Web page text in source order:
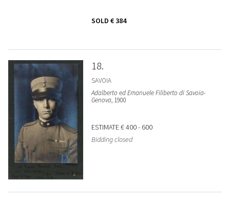
SOLD € 384
18
SAVOIA
Adalberto ed Emanuele Filiberto di Savoia-
Genova, 1900
ESTIMATE€ 400 - 600
Bidding closed